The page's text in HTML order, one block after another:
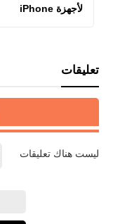
لأجهزة iPhone
تعليقات
ليست هناك تعليقات